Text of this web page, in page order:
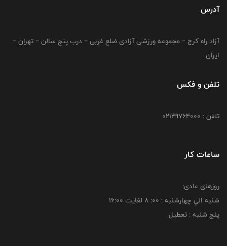
آدرس
آزاد راه کرج – مجموعه ورزشی آزادی ضلع غربی – درب پنج سالن – تهران –
ایران
تلفن و فکس
تلفن : 02149764000
ساعات کار
روزهای عادی:
شنبه الي چهارشنبه : 00: 8 لغايت 16:00
پنج شنبه : تعطیل